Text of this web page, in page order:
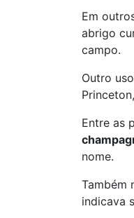
Em
abrigo
campo.
Outro
Entre as
nome.
Também
indicava